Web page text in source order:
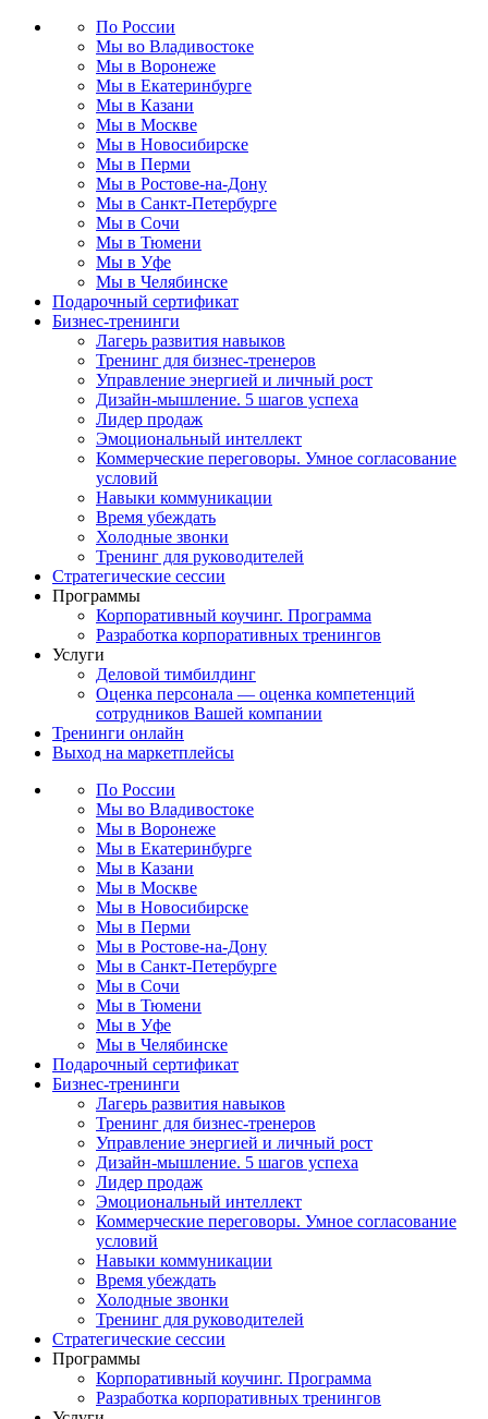
По России
Мы во Владивостоке
Мы в Воронеже
Мы в Екатеринбурге
Мы в Казани
Мы в Москве
Мы в Новосибирске
Мы в Перми
Мы в Ростове-на-Дону
Мы в Санкт-Петербурге
Мы в Сочи
Мы в Тюмени
Мы в Уфе
Мы в Челябинске
Подарочный сертификат
Бизнес-тренинги
Лагерь развития навыков
Тренинг для бизнес-тренеров
Управление энергией и личный рост
Дизайн-мышление. 5 шагов успеха
Лидер продаж
Эмоциональный интеллект
Коммерческие переговоры. Умное согласование
условий
Навыки коммуникации
Время убеждать
Холодные звонки
Тренинг для руководителей
Стратегические сессии
Программы
Корпоративный коучинг. Программа
Разработка корпоративных тренингов
Услуги
Деловой тимбилдинг
Оценка персонала — оценка компетенций
сотрудников Вашей компании
Тренинги онлайн
Выход на маркетплейсы
По России
Мы во Владивостоке
Мы в Воронеже
Мы в Екатеринбурге
Мы в Казани
Мы в Москве
Мы в Новосибирске
Мы в Перми
Мы в Ростове-на-Дону
Мы в Санкт-Петербурге
Мы в Сочи
Мы в Тюмени
Мы в Уфе
Мы в Челябинске
Подарочный сертификат
Бизнес-тренинги
Лагерь развития навыков
Тренинг для бизнес-тренеров
Управление энергией и личный рост
Дизайн-мышление. 5 шагов успеха
Лидер продаж
Эмоциональный интеллект
Коммерческие переговоры. Умное согласование
условий
Навыки коммуникации
Время убеждать
Холодные звонки
Тренинг для руководителей
Стратегические сессии
Программы
Корпоративный коучинг. Программа
Разработка корпоративных тренингов